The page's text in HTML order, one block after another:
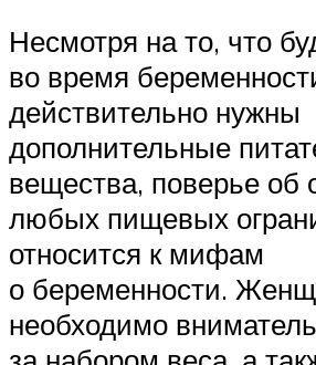
Несмотря на то, что
во время
действительно нужны
дополнительные
вещества, поверье об
любых пищевых
относится к мифам
о беременности.
необходимо